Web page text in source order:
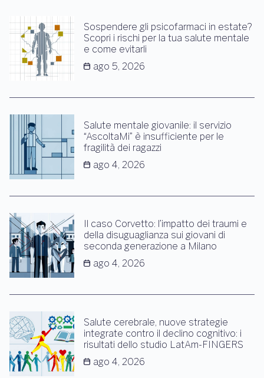
Sospendere gli psicofarmaci in estate?
Scopri i rischi per la tua salute mentale
e come evitarli
ago 5, 2026
Salute mentale giovanile: il servizio
“AscoltaMi” è insufficiente per le
fragilità dei ragazzi
ago 4, 2026
Il caso Corvetto: l’impatto dei traumi e
della disuguaglianza sui giovani di
seconda generazione a Milano
ago 4, 2026
Salute cerebrale, nuove strategie
integrate contro il declino cognitivo: i
risultati dello studio LatAm-FINGERS
ago 4, 2026